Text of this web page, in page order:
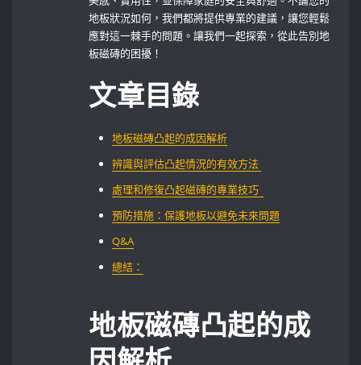
地板狀況如何，我們都將提供專業的建議，讓您輕鬆
應對這一棘手的問題。讓我們一起探索，從此告別地
板磁磚的困擾！
文章目錄
地板磁磚凸起的成因解析
辨識與評估凸起情況的有效方法 ⁤
處理和修復凸起磁磚的專業技巧 ⁤ ​
預防措施：保護地板以避免未來問題
Q&A
總結：
地板磁磚凸起的成